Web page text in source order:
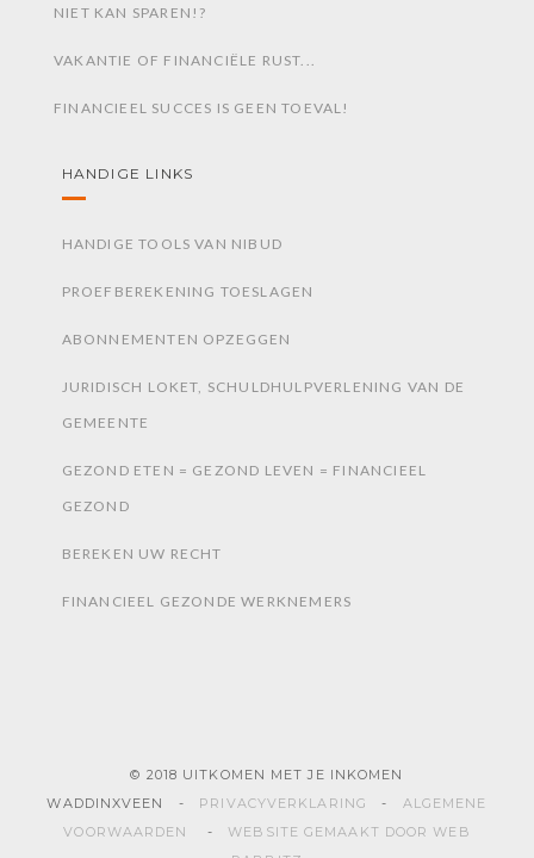
NIET KAN SPAREN!?
VAKANTIE OF FINANCIËLE RUST...
FINANCIEEL SUCCES IS GEEN TOEVAL!
HANDIGE LINKS
HANDIGE TOOLS VAN NIBUD
PROEFBEREKENING TOESLAGEN
ABONNEMENTEN OPZEGGEN
JURIDISCH LOKET, SCHULDHULPVERLENING VAN DE
GEMEENTE
GEZOND ETEN = GEZOND LEVEN = FINANCIEEL
GEZOND
BEREKEN UW RECHT
FINANCIEEL GEZONDE WERKNEMERS
© 2018 UITKOMEN MET JE INKOMEN
WADDINXVEEN - PRIVACYVERKLARING - ALGEMENE
VOORWAARDEN
-WEBSITE GEMAAKT DOOR WEB